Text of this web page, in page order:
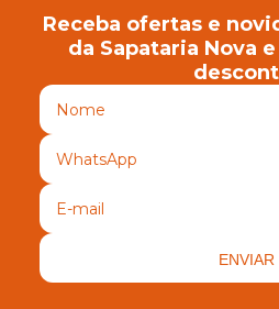
Receba ofertas e
da Sapataria Nova
ENVIAR